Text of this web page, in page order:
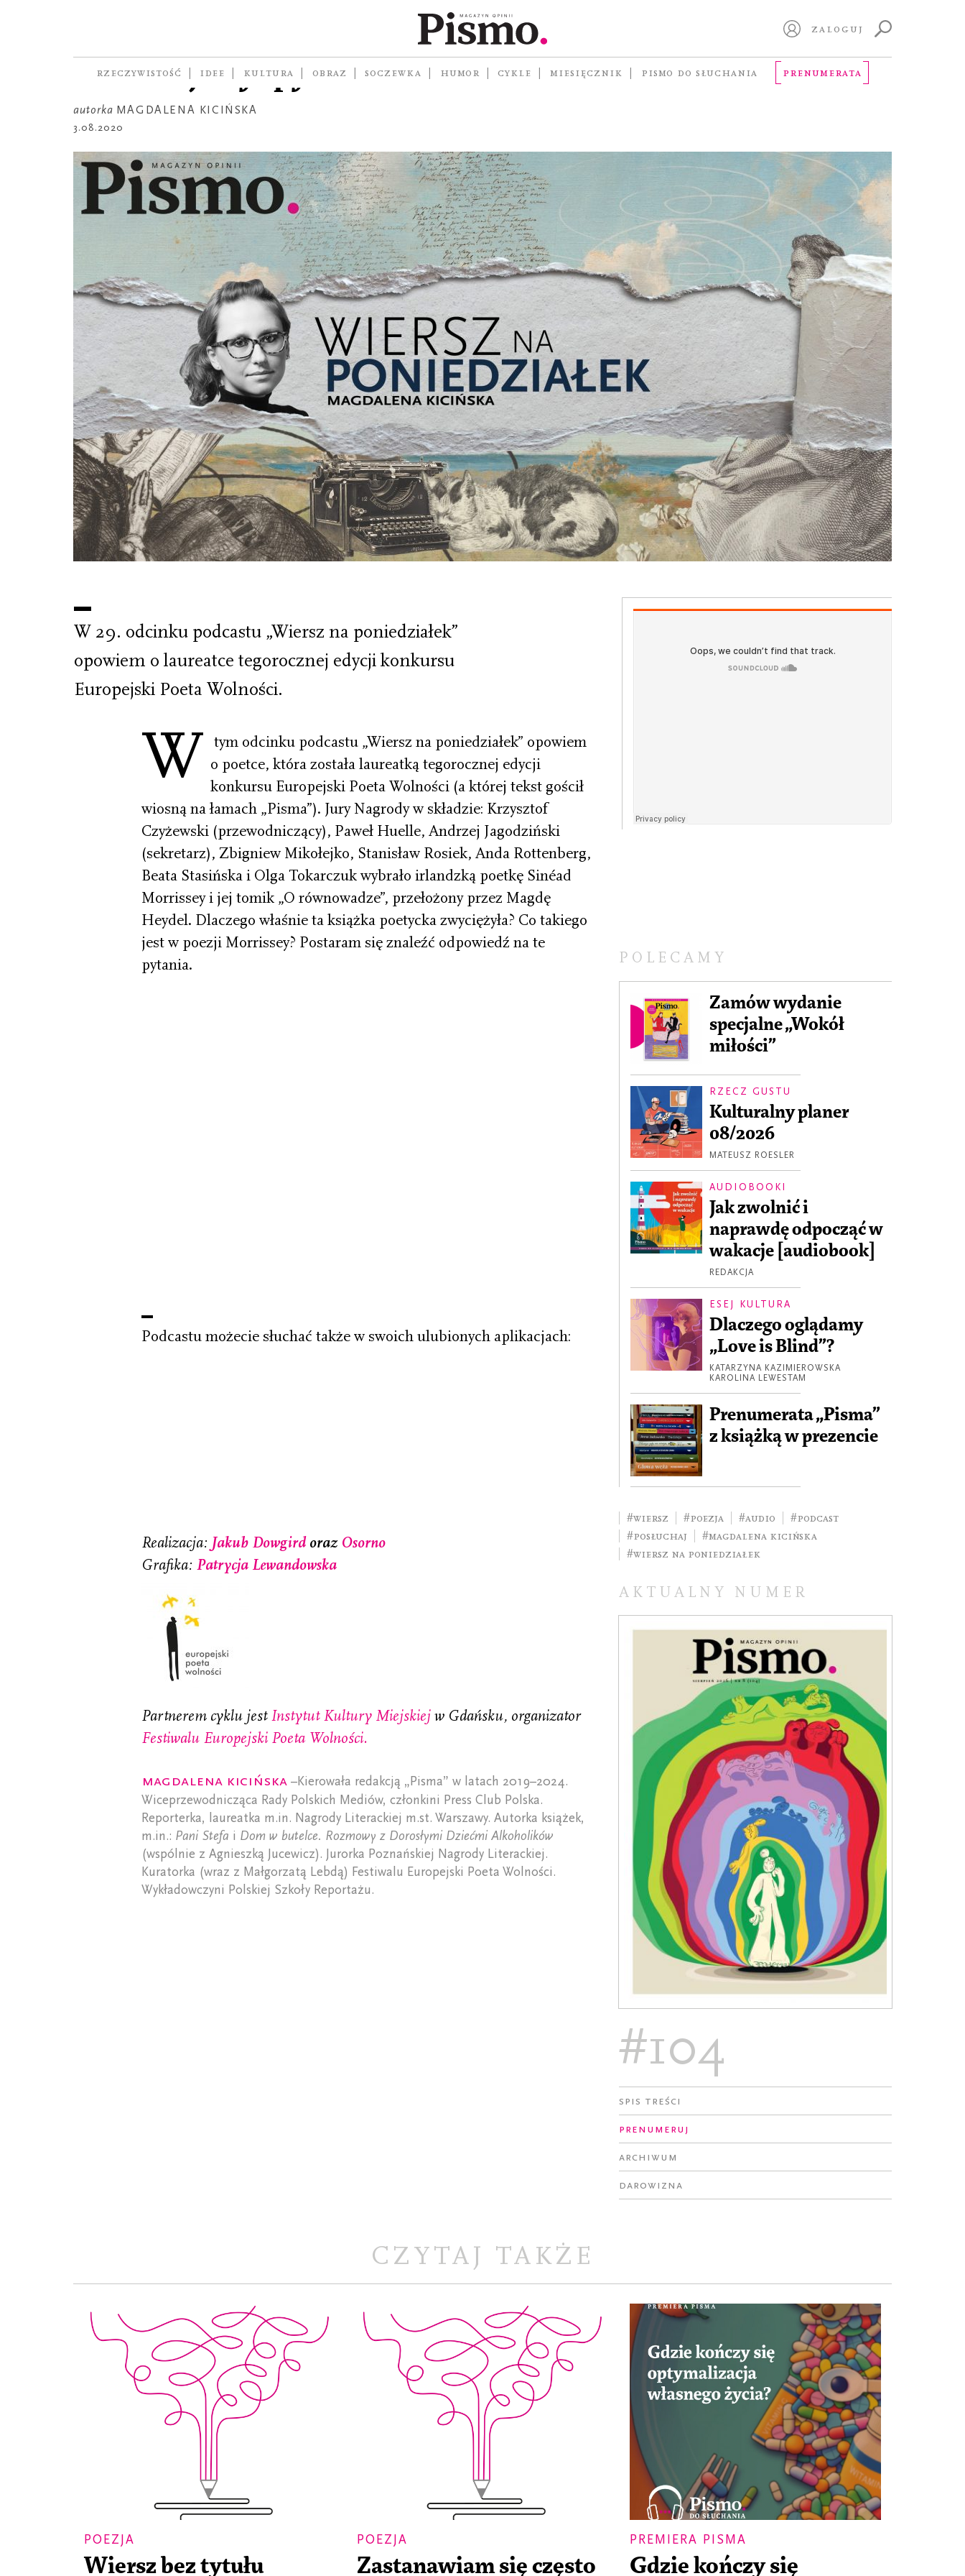
ZALOGUJ
RZECZYWISTOŚĆ IDEE KULTURA OBRAZ SOCZEWKA HUMOR CYKLE MIESIĘCZNIK PISMO DO SŁUCHANIA PRENUMERATA
Zielonej Wyspy
autorka MAGDALENA KICIŃSKA
3.08.2020
W 29. odcinku podcastu „Wiersz na poniedziałek”
opowiem o laureatce tegorocznej edycji konkursu
Europejski Poeta Wolności.
W tym odcinku podcastu „Wiersz na poniedziałek” opowiem
o poetce, która została laureatką tegorocznej edycji
konkursu Europejski Poeta Wolności (a której tekst gościł
wiosną na łamach „Pisma”). Jury Nagrody w składzie: Krzysztof
Czyżewski (przewodniczący), Paweł Huelle, Andrzej Jagodziński
(sekretarz), Zbigniew Mikołejko, Stanisław Rosiek, Anda Rottenberg,
Beata Stasińska i Olga Tokarczuk wybrało irlandzką poetkę Sinéad
Morrissey i jej tomik „O równowadze”, przełożony przez Magdę
Heydel. Dlaczego właśnie ta książka poetycka zwyciężyła? Co takiego
jest w poezji Morrissey? Postaram się znaleźć odpowiedź na te
pytania.
Podcastu możecie słuchać także w swoich ulubionych aplikacjach:
Realizacja: Jakub Dowgirdoraz Osorno
Grafika: Patrycja Lewandowska
Partnerem cyklu jest Instytut Kultury Miejskiej w Gdańsku, organizator
Festiwalu Europejski Poeta Wolności.
Magdalena Kicińska–Kierowała redakcją „Pisma” w latach 2019–2024.
Wiceprzewodnicząca Rady Polskich Mediów, członkini Press Club Polska.
Reporterka, laureatka m.in. Nagrody Literackiej m.st. Warszawy. Autorka książek,
m.in.: Pani Stefa i Dom w butelce. Rozmowy z Dorosłymi Dziećmi Alkoholików
(wspólnie z Agnieszką Jucewicz). Jurorka Poznańskiej Nagrody Literackiej.
Kuratorka (wraz z Małgorzatą Lebdą) Festiwalu Europejski Poeta Wolności.
Wykładowczyni Polskiej Szkoły Reportażu.
POLECAMY
Zamów wydanie
specjalne „Wokół
miłości”
RZECZ GUSTU
Kulturalny planer
08/2026
MATEUSZ ROESLER
AUDIOBOOKI
Jak zwolnić i
naprawdę odpocząć w
wakacje [audiobook]
REDAKCJA
ESEJ KULTURA
Dlaczego oglądamy
„Love is Blind”?
KATARZYNA KAZIMIEROWSKA
KAROLINA LEWESTAM
Prenumerata „Pisma”
z książką w prezencie
#wiersz #poezja #audio
#podcast
#posłuchaj
#Magdalena Kicińska
#wiersz na poniedziałek
AKTUALNY NUMER
#104
Spis treści
Prenumeruj
Archiwum
Darowizna
CZYTAJ TAKŻE
POEZJA
Wiersz bez tytułu
POEZJA
Zastanawiam się często
PREMIERA PISMA
Gdzie kończy się